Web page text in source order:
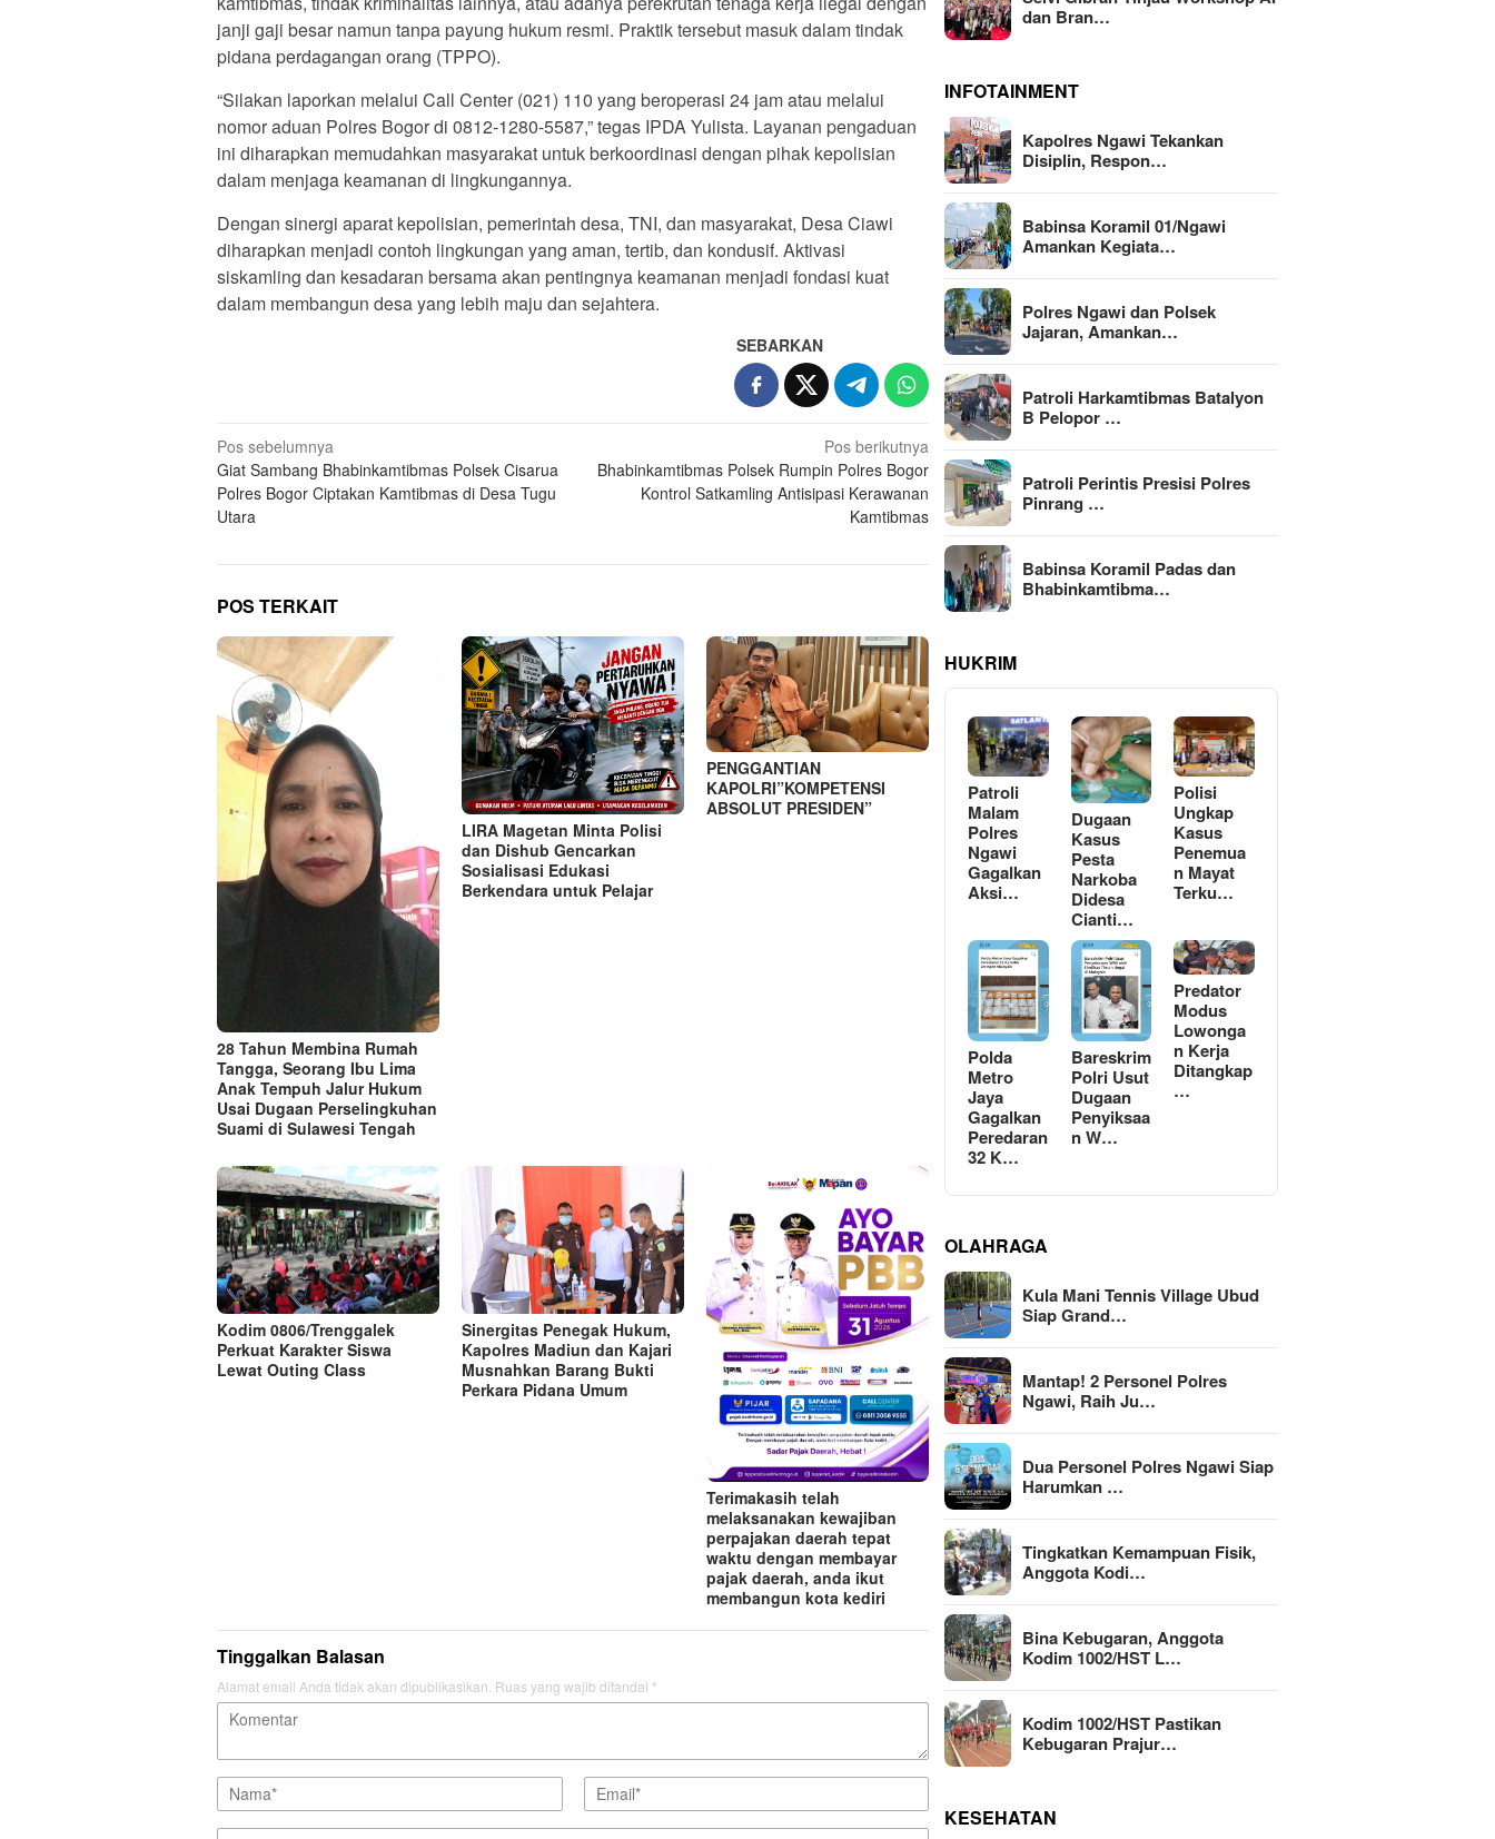
janji gaji besar namun tanpa payung hukum resmi. Praktik tersebut masuk dalam tindak
pidana perdagangan orang (TPPO).
“Silakan laporkan melalui Call Center (021) 110 yang beroperasi 24 jam atau melalui
nomor aduan Polres Bogor di 0812-1280-5587,” tegas IPDA Yulista. Layanan pengaduan
ini diharapkan memudahkan masyarakat untuk berkoordinasi dengan pihak kepolisian
dalam menjaga keamanan di lingkungannya.
Dengan sinergi aparat kepolisian, pemerintah desa, TNI, dan masyarakat, Desa Ciawi
diharapkan menjadi contoh lingkungan yang aman, tertib, dan kondusif. Aktivasi
siskamling dan kesadaran bersama akan pentingnya keamanan menjadi fondasi kuat
dalam membangun desa yang lebih maju dan sejahtera.
SEBARKAN
Navigasi
pos
Pos sebelumnya
Giat Sambang Bhabinkamtibmas Polsek Cisarua
Polres Bogor Ciptakan Kamtibmas di Desa Tugu
Utara
Pos berikutnya
Bhabinkamtibmas Polsek Rumpin Polres Bogor
Kontrol Satkamling Antisipasi Kerawanan
Kamtibmas
POS TERKAIT
28 Tahun Membina Rumah
Tangga, Seorang Ibu Lima
Anak Tempuh Jalur Hukum
Usai Dugaan Perselingkuhan
Suami di Sulawesi Tengah
LIRA Magetan Minta Polisi
dan Dishub Gencarkan
Sosialisasi Edukasi
Berkendara untuk Pelajar
PENGGANTIAN
KAPOLRI”KOMPETENSI
ABSOLUT PRESIDEN”
Kodim 0806/Trenggalek
Perkuat Karakter Siswa
Lewat Outing Class
Sinergitas Penegak Hukum,
Kapolres Madiun dan Kajari
Musnahkan Barang Bukti
Perkara Pidana Umum
Terimakasih telah
melaksanakan kewajiban
perpajakan daerah tepat
waktu dengan membayar
pajak daerah, anda ikut
membangun kota kediri
Tinggalkan Balasan
Alamat email Anda tidak akan dipublikasikan. Ruas yang wajib ditandai *
dan Bran…
INFOTAINMENT
Kapolres Ngawi Tekankan
Disiplin, Respon…
Babinsa Koramil 01/Ngawi
Amankan Kegiata…
Polres Ngawi dan Polsek
Jajaran, Amankan…
Patroli Harkamtibmas Batalyon
B Pelopor …
Patroli Perintis Presisi Polres
Pinrang …
Babinsa Koramil Padas dan
Bhabinkamtibma…
HUKRIM
Patroli
Malam
Polres
Ngawi
Gagalkan
Aksi…
Dugaan
Kasus
Pesta
Narkoba
Didesa
Cianti…
Polisi
Ungkap
Kasus
Penemua
n Mayat
Terku…
Polda
Metro
Jaya
Gagalkan
Peredaran
32 K…
Bareskrim
Polri Usut
Dugaan
Penyiksaa
n W…
Predator
Modus
Lowonga
n Kerja
Ditangkap
…
OLAHRAGA
Kula Mani Tennis Village Ubud
Siap Grand…
Mantap! 2 Personel Polres
Ngawi, Raih Ju…
Dua Personel Polres Ngawi Siap
Harumkan …
Tingkatkan Kemampuan Fisik,
Anggota Kodi…
Bina Kebugaran, Anggota
Kodim 1002/HST L…
Kodim 1002/HST Pastikan
Kebugaran Prajur…
KESEHATAN